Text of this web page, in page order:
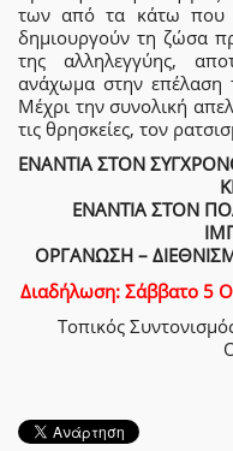
των από τα κάτω που
δημιουργούν τη ζώσα
της αλληλεγγύης,
ανάχωμα στην επέλαση
Μέχρι την συνολική
τις θρησκείες, τον
ΕΝΑΝΤΙΑ ΣΤΟΝ
ΕΝΑΝΤΙΑ ΣΤΟΝ
ΟΡΓΑΝΩΣΗ –
Διαδήλωση: Σάββατο 5
Τοπικός